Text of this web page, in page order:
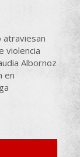
atraviesan
violencia
Albornoz
en